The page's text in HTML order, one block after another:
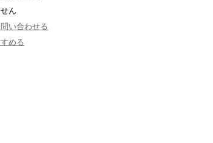
ん
い合わせる
める